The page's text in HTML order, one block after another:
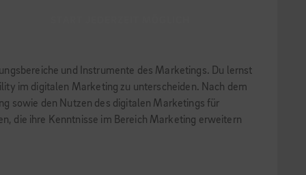
und Instrumente des Marketings. Du lernst
im digitalen Marketing zu unterscheiden. Nach dem
sowie den Nutzen des digitalen Marketings für
die ihre Kenntnisse im Bereich Marketing erweitern